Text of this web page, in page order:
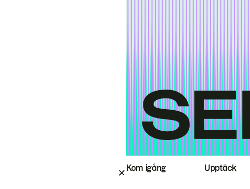
Kom igång Upptäck